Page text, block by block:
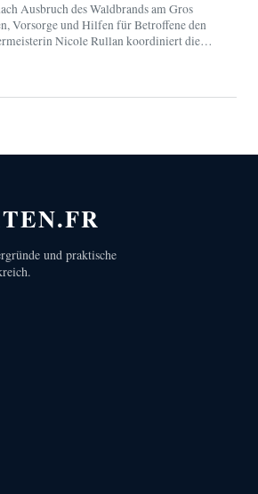
Ausbruch des Waldbrands am Gros
Vorsorge und Hilfen für Betroffene den
Nicole Rullan koordiniert die
und praktische